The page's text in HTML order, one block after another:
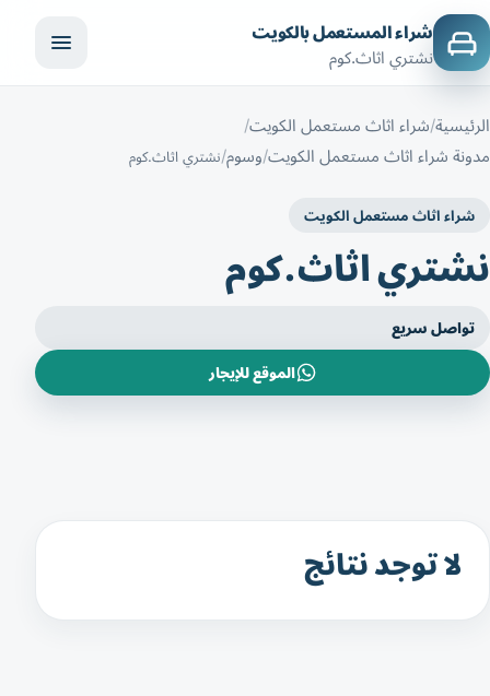
شراء المستعمل بالكويت
نشتري اثاث.كوم
الرئيسية شراء اثاث مستعمل الكويت
مدونة شراء اثاث مستعمل الكويت وسوم نشتري اثاث.كوم
شراء اثاث مستعمل الكويت
نشتري اثاث.كوم
تواصل سريع
الموقع للإيجار
لا توجد نتائج